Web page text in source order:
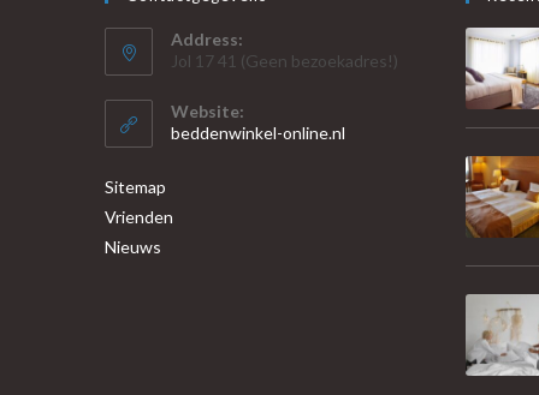
Address:
Jol 17 41 (Geen bezoekadres!)
Website:
beddenwinkel-online.nl
Sitemap
Vrienden
Nieuws